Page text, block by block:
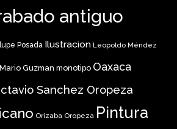
antiguo
Posada Ilustracion Leopoldo Méndez
Mario Guzman monotipo Oaxaca
Sanchez Oropeza
Orizaba Oropeza Pintura